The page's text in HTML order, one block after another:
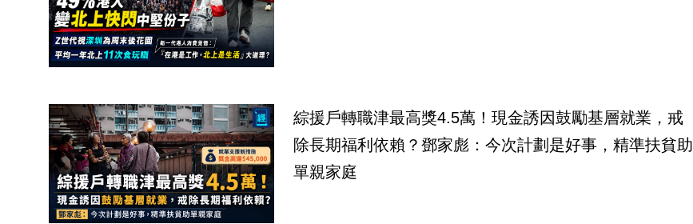
綜援戶轉職津最高獎4.5萬！現金誘因鼓勵基層就業，戒
除長期福利依賴？鄧家彪：今次計劃是好事，精準扶貧助
單親家庭